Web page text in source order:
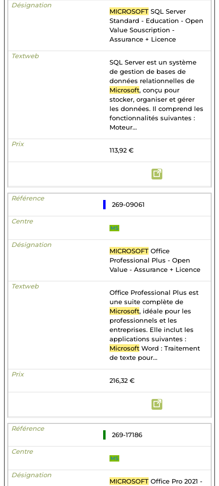
MICROSOFT SQL Server
Standard - Education - Open
Value Souscription -
Assurance + Licence
SQL Server est un système
de gestion de bases de
données relationnelles de
Microsoft, conçu pour
stocker, organiser et gérer
les données. Il comprend les
fonctionnalités suivantes :
Moteur...
113,92 €
269-09061
MS
MICROSOFT Office
Professional Plus - Open
Value - Assurance + Licence
Office Professional Plus est
une suite complète de
Microsoft, idéale pour les
professionnels et les
entreprises. Elle inclut les
applications suivantes :
Microsoft Word : Traitement
de texte pour...
216,32 €
269-17186
MS
MICROSOFT Office Pro 2021 -